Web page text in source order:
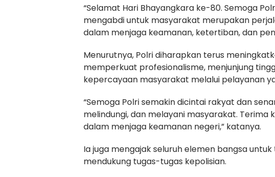
“Selamat Hari Bhayangkara ke-80. Semoga
mengabdi untuk masyarakat merupakan
dalam menjaga keamanan, ketertiban, dan
Menurutnya, Polri diharapkan terus
memperkuat profesionalisme, menjunjung
kepercayaan masyarakat melalui pelayanan
“Semoga Polri semakin dicintai rakyat dan
melindungi, dan melayani masyarakat. Terima
dalam menjaga keamanan negeri,” katanya.
Ia juga mengajak seluruh elemen bangsa
mendukung tugas-tugas kepolisian.